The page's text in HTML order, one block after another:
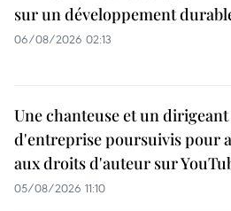
sur un développement
06/08/2026 02:13
Une chanteuse et un dirigeant
d'entreprise poursuivis pour
aux droits d'auteur sur
05/08/2026 11:10